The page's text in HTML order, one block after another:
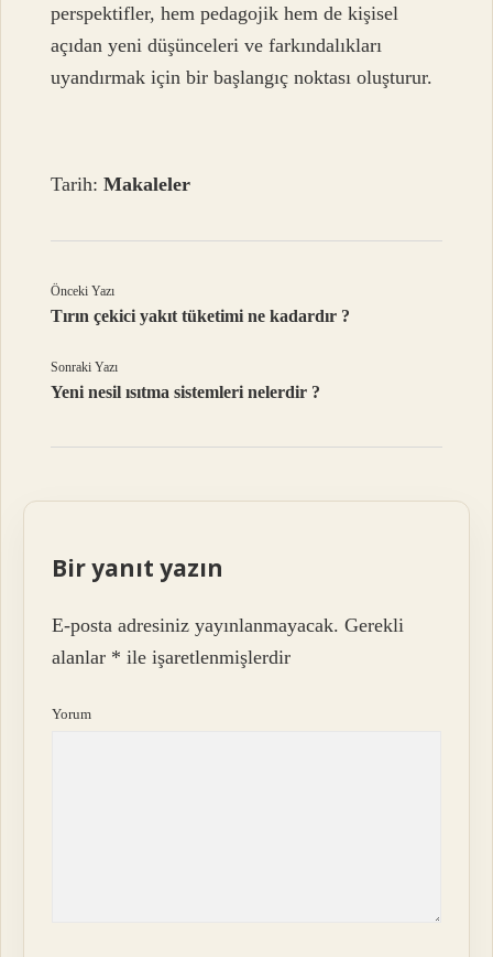
perspektifler, hem pedagojik hem de kişisel
açıdan yeni düşünceleri ve farkındalıkları
uyandırmak için bir başlangıç noktası oluşturur.
Tarih:Makaleler
Önceki Yazı
Tırın çekici yakıt tüketimi ne kadardır ?
Sonraki Yazı
Yeni nesil ısıtma sistemleri nelerdir ?
Bir yanıt yazın
E-posta adresiniz yayınlanmayacak. Gerekli
alanlar * ile işaretlenmişlerdir
Yorum